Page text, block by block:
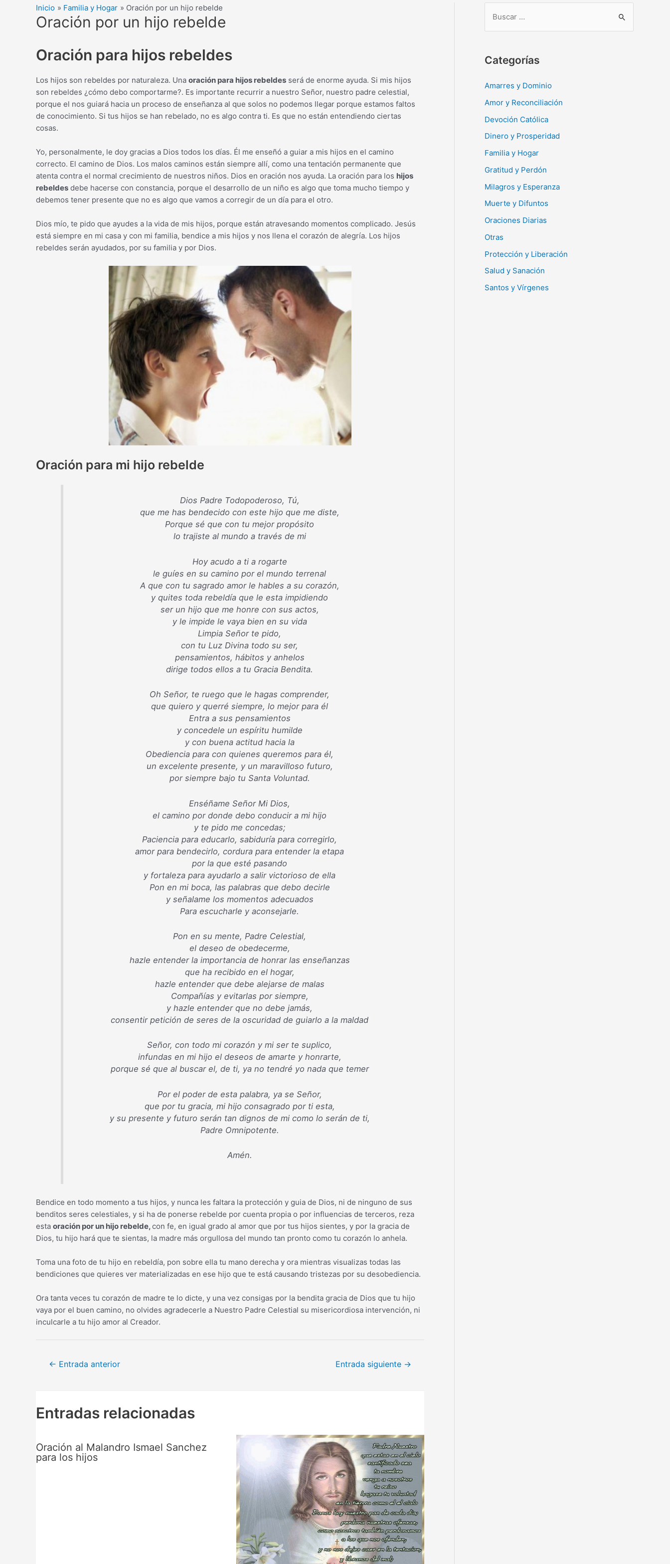
Inicio Familia y Hogar Oración por un hijo rebelde
Oración por un hijo rebelde
Oración para hijos rebeldes
Los hijos son rebeldes por naturaleza. Una oración para hijos rebeldes será de enorme ayuda. Si mis hijos
son rebeldes ¿cómo debo comportarme?. Es importante recurrir a nuestro Señor, nuestro padre celestial,
porque el nos guiará hacia un proceso de enseñanza al que solos no podemos llegar porque estamos faltos
de conocimiento. Si tus hijos se han rebelado, no es algo contra ti. Es que no están entendiendo ciertas
cosas.
Yo, personalmente, le doy gracias a Dios todos los días. Él me enseñó a guiar a mis hijos en el camino
correcto. El camino de Dios. Los malos caminos están siempre allí, como una tentación permanente que
atenta contra el normal crecimiento de nuestros niños. Dios en oración nos ayuda. La oración para los hijos
rebeldes debe hacerse con constancia, porque el desarrollo de un niño es algo que toma mucho tiempo y
debemos tener presente que no es algo que vamos a corregir de un día para el otro.
Dios mío, te pido que ayudes a la vida de mis hijos, porque están atravesando momentos complicado. Jesús
está siempre en mi casa y con mi familia, bendice a mis hijos y nos llena el corazón de alegría. Los hijos
rebeldes serán ayudados, por su familia y por Dios.
Oración para mi hijo rebelde
Dios Padre Todopoderoso, Tú,
que me has bendecido con este hijo que me diste,
Porque sé que con tu mejor propósito
lo trajiste al mundo a través de mi
Hoy acudo a ti a rogarte
le guíes en su camino por el mundo terrenal
A que con tu sagrado amor le hables a su corazón,
y quites toda rebeldía que le esta impidiendo
ser un hijo que me honre con sus actos,
y le impide le vaya bien en su vida
Limpia Señor te pido,
con tu Luz Divina todo su ser,
pensamientos, hábitos y anhelos
dirige todos ellos a tu Gracia Bendita.
Oh Señor, te ruego que le hagas comprender,
que quiero y querré siempre, lo mejor para él
Entra a sus pensamientos
y concedele un espíritu humilde
y con buena actitud hacia la
Obediencia para con quienes queremos para él,
un excelente presente, y un maravilloso futuro,
por siempre bajo tu Santa Voluntad.
Enséñame Señor Mi Dios,
el camino por donde debo conducir a mi hijo
y te pido me concedas;
Paciencia para educarlo, sabiduría para corregirlo,
amor para bendecirlo, cordura para entender la etapa
por la que esté pasando
y fortaleza para ayudarlo a salir victorioso de ella
Pon en mi boca, las palabras que debo decirle
y señalame los momentos adecuados
Para escucharle y aconsejarle.
Pon en su mente, Padre Celestial,
el deseo de obedecerme,
hazle entender la importancia de honrar las enseñanzas
que ha recibido en el hogar,
hazle entender que debe alejarse de malas
Compañías y evitarlas por siempre,
y hazle entender que no debe jamás,
consentir petición de seres de la oscuridad de guiarlo a la maldad
Señor, con todo mi corazón y mi ser te suplico,
infundas en mi hijo el deseos de amarte y honrarte,
porque sé que al buscar el, de ti, ya no tendré yo nada que temer
Por el poder de esta palabra, ya se Señor,
que por tu gracia, mi hijo consagrado por ti esta,
y su presente y futuro serán tan dignos de mi como lo serán de ti,
Padre Omnipotente.
Amén.
Bendice en todo momento a tus hijos, y nunca les faltara la protección y guia de Dios, ni de ninguno de sus
benditos seres celestiales, y si ha de ponerse rebelde por cuenta propia o por influencias de terceros, reza
esta oración por un hijo rebelde,con fe, en igual grado al amor que por tus hijos sientes, y por la gracia de
Dios, tu hijo hará que te sientas, la madre más orgullosa del mundo tan pronto como tu corazón lo anhela.
Toma una foto de tu hijo en rebeldía, pon sobre ella tu mano derecha y ora mientras visualizas todas las
bendiciones que quieres ver materializadas en ese hijo que te está causando tristezas por su desobediencia.
Ora tanta veces tu corazón de madre te lo dicte, y una vez consigas por la bendita gracia de Dios que tu hijo
vaya por el buen camino, no olvides agradecerle a Nuestro Padre Celestial su misericordiosa intervención, ni
inculcarle a tu hijo amor al Creador.
Navegación
← Entrada anterior Entrada siguiente →
Entradas relacionadas
Oración al Malandro Ismael Sanchez
para los hijos
c
r
Categorías
Amarres y Dominio
Amor y Reconciliación
Devoción Católica
Dinero y Prosperidad
Familia y Hogar
Gratitud y Perdón
Milagros y Esperanza
Muerte y Difuntos
Oraciones Diarias
Otras
Protección y Liberación
Salud y Sanación
Santos y Vírgenes